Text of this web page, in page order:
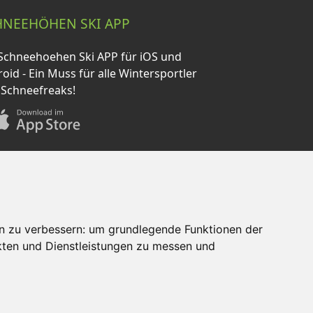
zu verbessern: um grundlegende Funktionen der
und Dienstleistungen zu messen und
SKI APP
Ski APP für iOS und
- Ein Muss für alle Wintersportler
Newsletter Mediadaten